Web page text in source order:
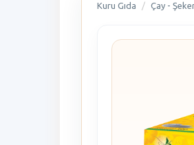
Kuru Gıda Çay -